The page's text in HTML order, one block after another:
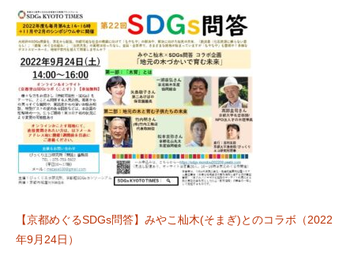
【京都めぐるSDGs問答】みやこ杣木(そまぎ)とのコラボ（2022
年9月24日）